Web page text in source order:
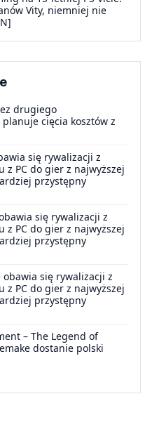
Vity, niemniej nie
drugiego
cięcia kosztów z
się rywalizacji z
z PC do gier z najwyższej
przystępny
się rywalizacji z
z PC do gier z najwyższej
przystępny
obawia się rywalizacji z
z PC do gier z najwyższej
przystępny
– The Legend of
dostanie polski